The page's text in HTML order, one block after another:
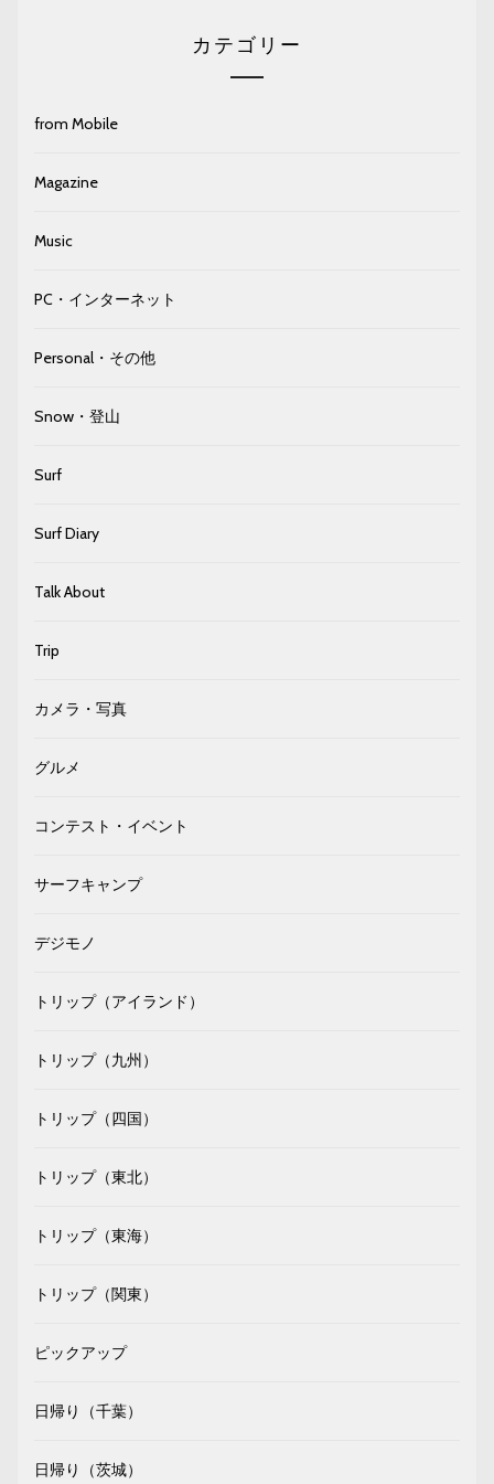
カテゴリー
from Mobile
Magazine
Music
PC・インターネット
Personal・その他
Snow・登山
Surf
Surf Diary
Talk About
Trip
カメラ・写真
グルメ
コンテスト・イベント
サーフキャンプ
デジモノ
トリップ（アイランド）
トリップ（九州）
トリップ（四国）
トリップ（東北）
トリップ（東海）
トリップ（関東）
ピックアップ
日帰り（千葉）
日帰り（茨城）